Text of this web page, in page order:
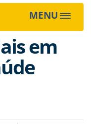
MENU
Toggle
em